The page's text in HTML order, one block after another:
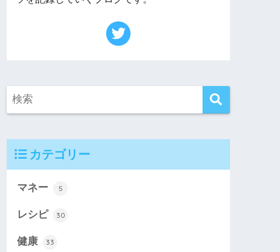
カテゴリー
マネー 5
レシピ 30
健康 33